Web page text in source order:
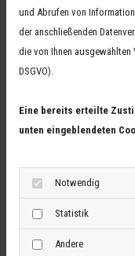
und Abrufen von
der anschließenden
die von Ihnen ausgewählten
DSGVO).
Eine bereits erteilte
unten eingeblendeten
Notwendig
Statistik
Andere